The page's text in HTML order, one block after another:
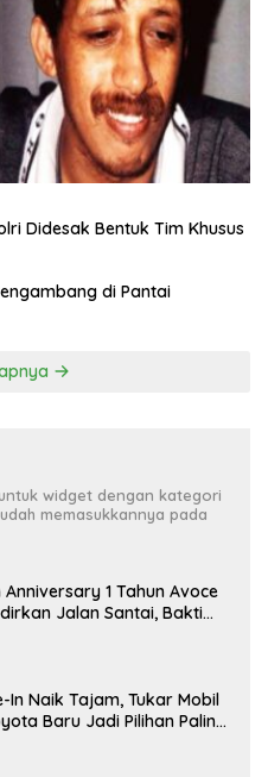
Didesak Bentuk Tim Khusus
di Pantai
widget dengan kategori
memasukkannya pada
1 Tahun Avoce
Jalan Santai, Bakti
In Naik Tajam, Tukar Mobil
Baru Jadi Pilihan Paling